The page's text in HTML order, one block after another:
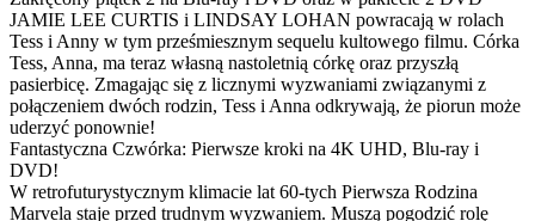
JAMIE LEE CURTIS i LINDSAY LOHAN powracają w rolach
Tess i Anny w tym prześmiesznym sequelu kultowego filmu. Córka
Tess, Anna, ma teraz własną nastoletnią córkę oraz przyszłą
pasierbicę. Zmagając się z licznymi wyzwaniami związanymi z
połączeniem dwóch rodzin, Tess i Anna odkrywają, że piorun może
uderzyć ponownie!
Fantastyczna Czwórka: Pierwsze kroki na 4K UHD, Blu-ray i
DVD!
W retrofuturystycznym klimacie lat 60-tych Pierwsza Rodzina
Marvela staje przed trudnym wyzwaniem. Muszą pogodzić rolę